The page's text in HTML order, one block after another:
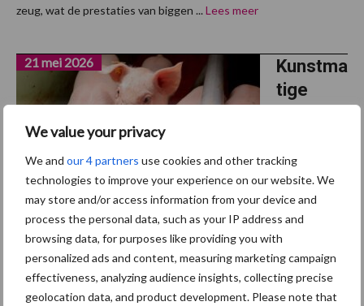
We value your privacy
We and our 4 partners use cookies and other tracking
technologies to improve your experience on our website. We
may store and/or access information from your device and
process the personal data, such as your IP address and
browsing data, for purposes like providing you with
personalized ads and content, measuring marketing campaign
effectiveness, analyzing audience insights, collecting precise
geolocation data, and product development. Please note that
zeug, wat de prestaties van biggen ... Lees meer
Kunstma
tige
vervang
enantibi
otica
tijdens
spenen
21 mei 2026
Wetenschappers van de Michigan State University onderzochten